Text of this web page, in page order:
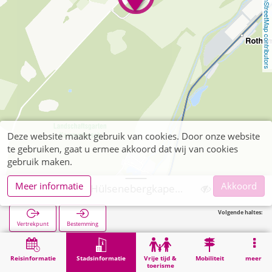
OpenStreetMap contributors
Reisinformatie Stadsinformatie
Vrije tijd &
toerisme
Mobiliteit meer
Vertrekpunt Bestemming
Volgende haltes:
Stadsinformatie Langerwehe, Hülsenebergkapelle
Deze website maakt gebruik van cookies. Door onze website
te gebruiken, gaat u ermee akkoord dat wij van cookies
gebruik maken.
Meer informatie
Akkoord